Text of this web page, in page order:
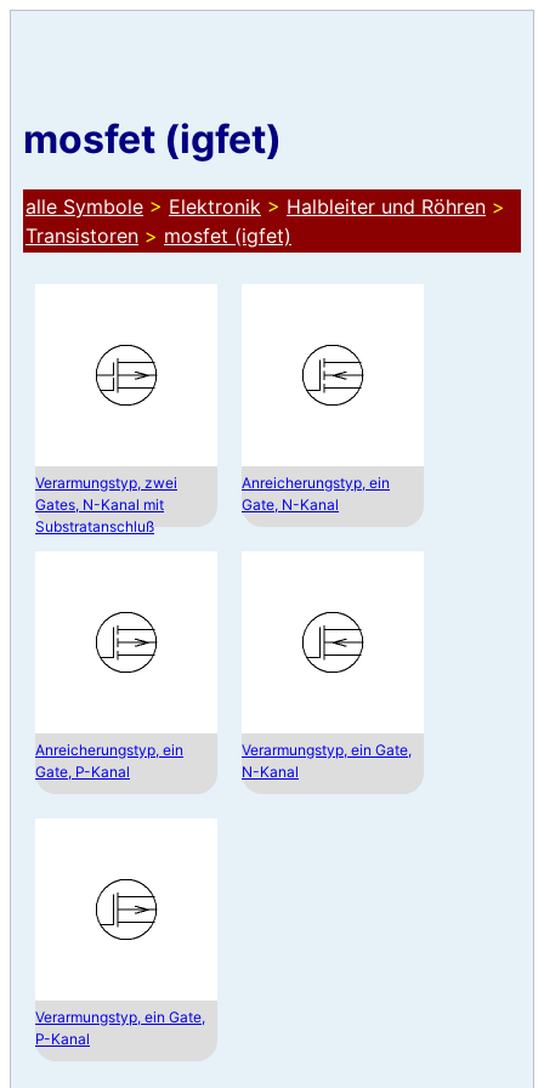
mosfet (igfet)
alle Symbole > Elektronik > Halbleiter und Röhren >
Transistoren > mosfet (igfet)
Verarmungstyp, zwei
Gates, N-Kanal mit
Substratanschluß
Anreicherungstyp, ein
Gate, N-Kanal
Anreicherungstyp, ein
Gate, P-Kanal
Verarmungstyp, ein Gate,
N-Kanal
Verarmungstyp, ein Gate,
P-Kanal